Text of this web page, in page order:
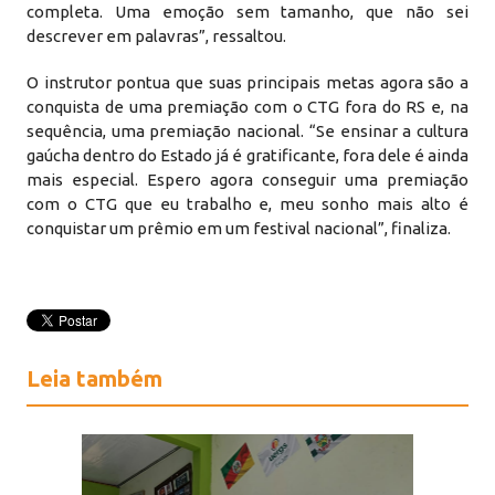
completa. Uma emoção sem tamanho, que não sei
descrever em palavras”, ressaltou.
O instrutor pontua que suas principais metas agora são a
conquista de uma premiação com o CTG fora do RS e, na
sequência, uma premiação nacional. “Se ensinar a cultura
gaúcha dentro do Estado já é gratificante, fora dele é ainda
mais especial. Espero agora conseguir uma premiação
com o CTG que eu trabalho e, meu sonho mais alto é
conquistar um prêmio em um festival nacional”, finaliza.
Leia também